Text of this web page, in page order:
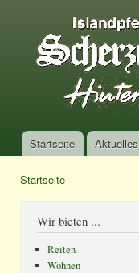
Hauptmenü
Startseite Aktuelles
Startseite
Wir bieten ...
Reiten
Wohnen